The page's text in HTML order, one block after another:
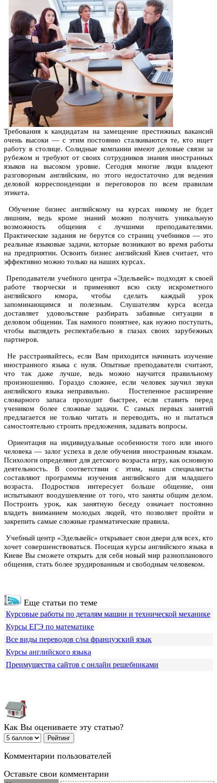
Требования к кандидатам на замещение престижных вакансий
очень высоки — с этим постоянно сталкиваются те, кто ищет
работу в столице. Солидные компании имеют деловые связи за
рубежом и требуют от своих сотрудников знания иностранных
языков на высоком уровне. Сегодня многие люди владеют
разговорным английским, но этого недостаточно для ведения
деловой корреспонденции и переговоров по всем правилам
этикета.
Обучение бизнес английскому на курсах никому не будет
лишним, ведь кроме знаний можно получить уникальную
возможность общения с лучшими преподавателями.
Практические задания не берутся со страниц учебников — это
реальные языковые задачи, которые возникают во время работы
на предприятии. Освоить бизнес английский Киев считает, что
эффективно можно только на наших курсах.
Преподаватели учебного центра «Эдельвейс» подходят к своей
работе творчески и применяют всю силу искрометного
английского юмора, чтобы сделать каждый урок
запоминающимся и полезным. Слушателям курса всегда
доставляет удовольствие разбирать забавные ситуации в
деловом общении. Так намного понятнее, как нужно поступать,
чтобы выглядеть респектабельно в глазах своих зарубежных
партнеров.
Не расстраивайтесь, если Вам приходится начинать изучение
иностранного языка с нуля. Опытные преподаватели считают,
что так даже лучше, ведь можно научится правильному
произношению. Гораздо сложнее, если человек заучил звуки
английского языка неправильно. Постепенное расширение
словарного запаса проходит быстрее, если ставить перед
учеником более сложные задачи. С самых первых занятий
предлагается не только читать и переводить, но и пытаться
самостоятельно строить предложения, задавать вопросы.
Ориентация на индивидуальные особенности того или иного
человека — залог успеха в деле обучения иностранным языкам.
Психологи определяют для детского возраста игру, как основную
деятельность. В соответствии с этим, наши специалисты
составляют программы изучения английского для младшего
возраста. Подростков интересует больше общение, они
испытывают воодушевление от того, что заняты общим делом.
Построить урок, как занятную беседу означает постоянно
владеть вниманием молодых людей, что позволяет пройти и
закрепить самые сложные грамматические правила.
Учебный центр «Эдельвейс» открывает свои двери для всех, кто
хочет совершенствоваться. Посещая курсы английского языка в
Киеве Вы сможете открыть для себя новый мир разнопланового
общения, стать более эрудированным и свободным человеком.
Еще статьи по теме
Курсовые работы по деталям машин и технической механике
Курсы ЕГЭ по математике
Все виды переводов с/на французский язык
Курсы английского языка
Преимущества сайтов с онлайн решебниками
Как Вы оцениваете эту статью?
Комментарии пользователей
Оставьте свои комментарии